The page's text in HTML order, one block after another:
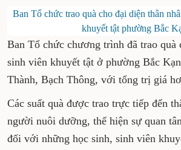
Ban Tổ chức trao quà cho đại diện thân
khuyết tật phường Bắc
Ban Tổ chức chương trình đã trao quà
sinh viên khuyết tật ở phường Bắc
Thành, Bạch Thông, với tổng trị giá
Các suất quà được trao trực tiếp đến
người nuôi dưỡng, thể hiện sự quan
đối với những học sinh, sinh viên